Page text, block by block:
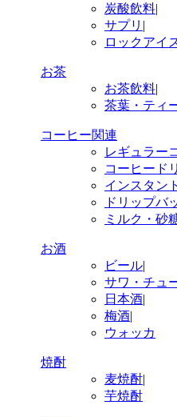
炭酸飲料|
サプリ |
ロックアイ
お茶
お茶飲料|
茶葉・ティ
コーヒー関連
レギュラー
コーヒード
インスタン
ドリップバ
ミルク・砂
お酒
ビール|
サワ・チュ
日本酒|
梅酒|
ウォッカ
焼酎
麦焼酎|
芋焼酎